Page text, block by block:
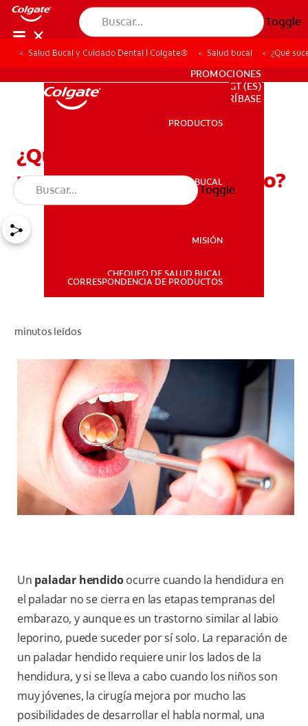
Toggle
SALUD BUCAL
PARA PROFESIONALES
PROMOCIONES
GT (ES)
SUSCRÍBASE
PARA PROFESIONALES
PROMOCIONES
GT (ES)
SUSCRÍBASE
PRODUCTOS
SALUD BUCAL
MISIÓN
CHEQUEO DE SALUD BUCAL
CORRESPONDENCIA DE PRODUCTOS
Toggle
Salud Bucal y Cuidado Dental | Colgate® Salud bucal ¿Qué
¿Qué sucede cuando se
repara un paladar hendido?
minutos leídos
Un paladar hendidoocurre cuando la hendidura en
el paladar no se cierra en las etapas tempranas del
embarazo, y aunque es un trastorno similar al labio
leporino, puede suceder por sí solo. La reparación de
un paladar hendido requiere unir los lados de la
hendidura, y si se lleva a cabo cuando los niños son
muy jóvenes, la cirugía mejora por mucho las
posibilidades de desarrollar el habla normal, una